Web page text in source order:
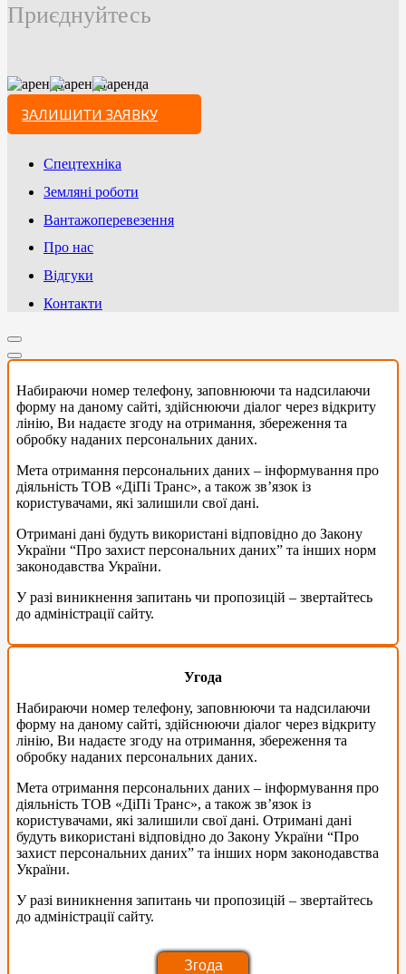
Приєднуйтесь
ЗАЛИШИТИ ЗАЯВКУ
Спецтехніка
Земляні роботи
Вантажоперевезення
Про нас
Відгуки
Контакти
Набираючи номер телефону, заповнюючи та надсилаючи
форму на даному сайті, здійснюючи діалог через відкриту
лінію, Ви надаєте згоду на отримання, збереження та
обробку наданих персональних даних.
Мета отримання персональних даних – інформування про
діяльність ТОВ «ДіПі Транс», а також зв’язок із
користувачами, які залишили свої дані.
Отримані дані будуть використані відповідно до Закону
України “Про захист персональних даних” та інших норм
законодавства України.
У разі виникнення запитань чи пропозицій – звертайтесь
до адміністрації сайту.
Согласие
Угода
Набираючи номер телефону, заповнюючи та надсилаючи
форму на даному сайті, здійснюючи діалог через відкриту
лінію, Ви надаєте згоду на отримання, збереження та
обробку наданих персональних даних.
Мета отримання персональних даних – інформування про
діяльність ТОВ «ДіПі Транс», а також зв’язок із
користувачами, які залишили свої дані. Отримані дані
будуть використані відповідно до Закону України “Про
захист персональних даних” та інших норм законодавства
України.
У разі виникнення запитань чи пропозицій – звертайтесь
до адміністрації сайту.
Згода